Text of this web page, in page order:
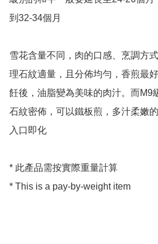
到32-34個月
雪花含量不同，肉的口感、烹調方
理石紋適量，且分佈均勻，香煎最
飪後，油脂變為美味的肉汁。而M9
石紋密佈，可以鐵板煎，多汁柔嫩
入口即化
* 此產品需按實際重量計算
* This is a pay-by-weight item